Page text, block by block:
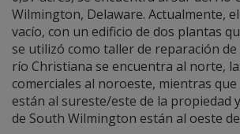
Wilmington, Delaware. Actualmente,
vacío, con un edificio de dos plantas
se utilizó como taller de reparación de
río Christiana se encuentra al norte,
comerciales al noroeste, mientras que
están al sureste/este de la propiedad
de South Wilmington están al oeste